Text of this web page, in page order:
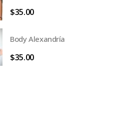
$35.00
Body Alexandría
$35.00